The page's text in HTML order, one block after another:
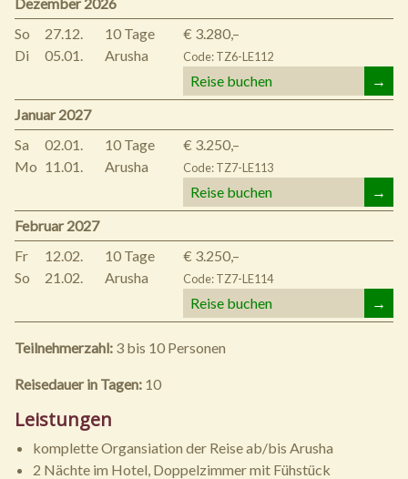
So
Di
27.12.
05.01.
10 Tage
Arusha
€ 3.280,–
Code: TZ6-LE112
Reise buchen
→
Januar 2027
Sa
Mo
02.01.
11.01.
10 Tage
Arusha
€ 3.250,–
Code: TZ7-LE113
Reise buchen
→
Februar 2027
Fr
So
12.02.
21.02.
10 Tage
Arusha
€ 3.250,–
Code: TZ7-LE114
Reise buchen →
Teilnehmerzahl: 3 bis 10 Personen
Reisedauer in Tagen: 10
Leistungen
komplette Organsiation der Reise ab/bis Arusha
2 Nächte im Hotel, Doppelzimmer mit Fühstück